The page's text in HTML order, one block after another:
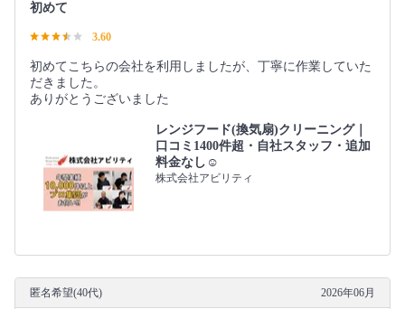
初めて
3.60
初めてこちらの会社を利用しましたが、丁寧に作業していた
だきました。
ありがとうございました
レンジフード(換気扇)クリーニング｜
口コミ1400件超・自社スタッフ・追加
料金なし☺️
株式会社アビリティ
匿名希望(40代) 2026年06月